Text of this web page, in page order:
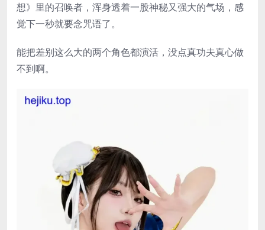
想》里的召唤者，浑身透着一股神秘又强大的气场，感
觉下一秒就要念咒语了。
能把差别这么大的两个角色都演活，没点真功夫真心做
不到啊。